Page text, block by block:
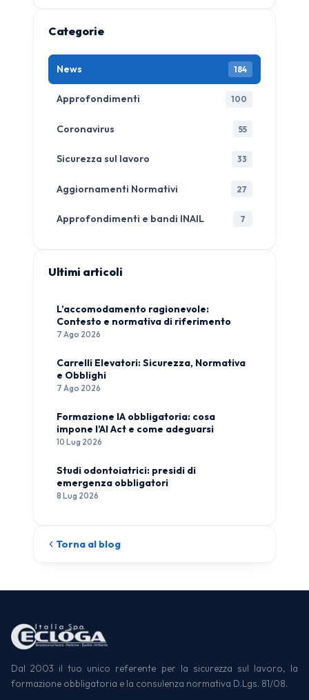
Categorie
News 184
Approfondimenti 100
Coronavirus 55
Sicurezza sul lavoro 33
Aggiornamenti Normativi 27
Approfondimenti e bandi INAIL 7
Ultimi articoli
L’accomodamento ragionevole:
Contesto e normativa di riferimento
7 Ago 2026
Carrelli Elevatori: Sicurezza, Normativa
e Obblighi
7 Ago 2026
Formazione IA obbligatoria: cosa
impone l’AI Act e come adeguarsi
10 Lug 2026
Studi odontoiatrici: presidi di
emergenza obbligatori
8 Lug 2026
Torna al blog
Dal 2003 il tuo unico referente per la sicurezza sul lavoro, la
formazione obbligatoria e la consulenza normativa D.Lgs. 81/08.